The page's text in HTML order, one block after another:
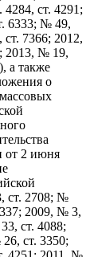
ст. 4291;
6333; № 49,
7366; 2012,
2013, № 19,
а также
о
от 2 июня
ст. 2708; №
2009, № 3,
ст. 4088;
ст. 3350;